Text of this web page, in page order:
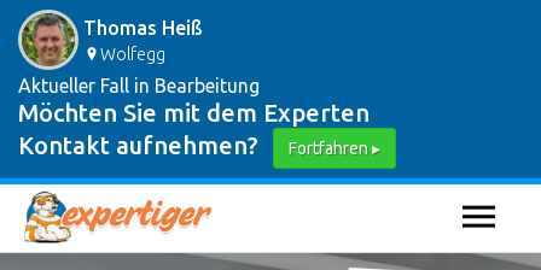
Thomas Heiß
Wolfegg
Aktueller Fall in Bearbeitung
Möchten Sie mit dem Experten
Kontakt aufnehmen?
Fortfahren ▸